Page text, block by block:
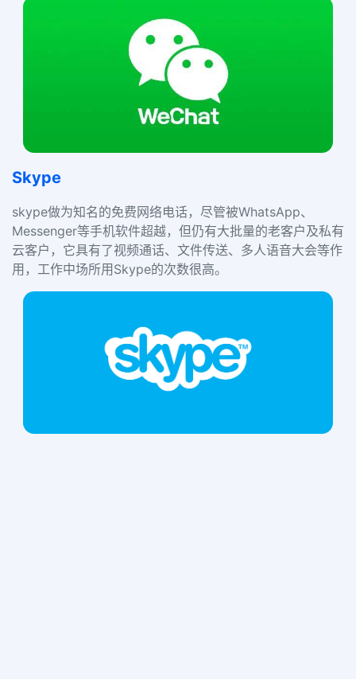
Skype
skype做为知名的免费网络电话，尽管被WhatsApp、
Messenger等手机软件超越，但仍有大批量的老客户及私有
云客户，它具有了视频通话、文件传送、多人语音大会等作
用，工作中场所用Skype的次数很高。